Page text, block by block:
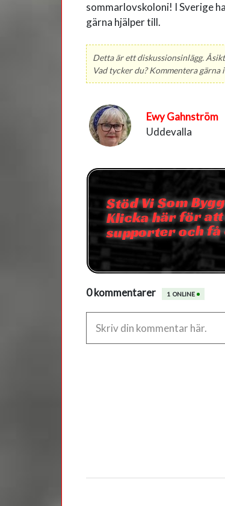
sommarlovskoloni! I Sverige
gärna hjälper till.
Detta är ett diskussionsinlägg.
Vad tycker du? Kommentera
Ewy Gahnström
Uddevalla
Stöd Vi Som
Klicka här för
supporter och